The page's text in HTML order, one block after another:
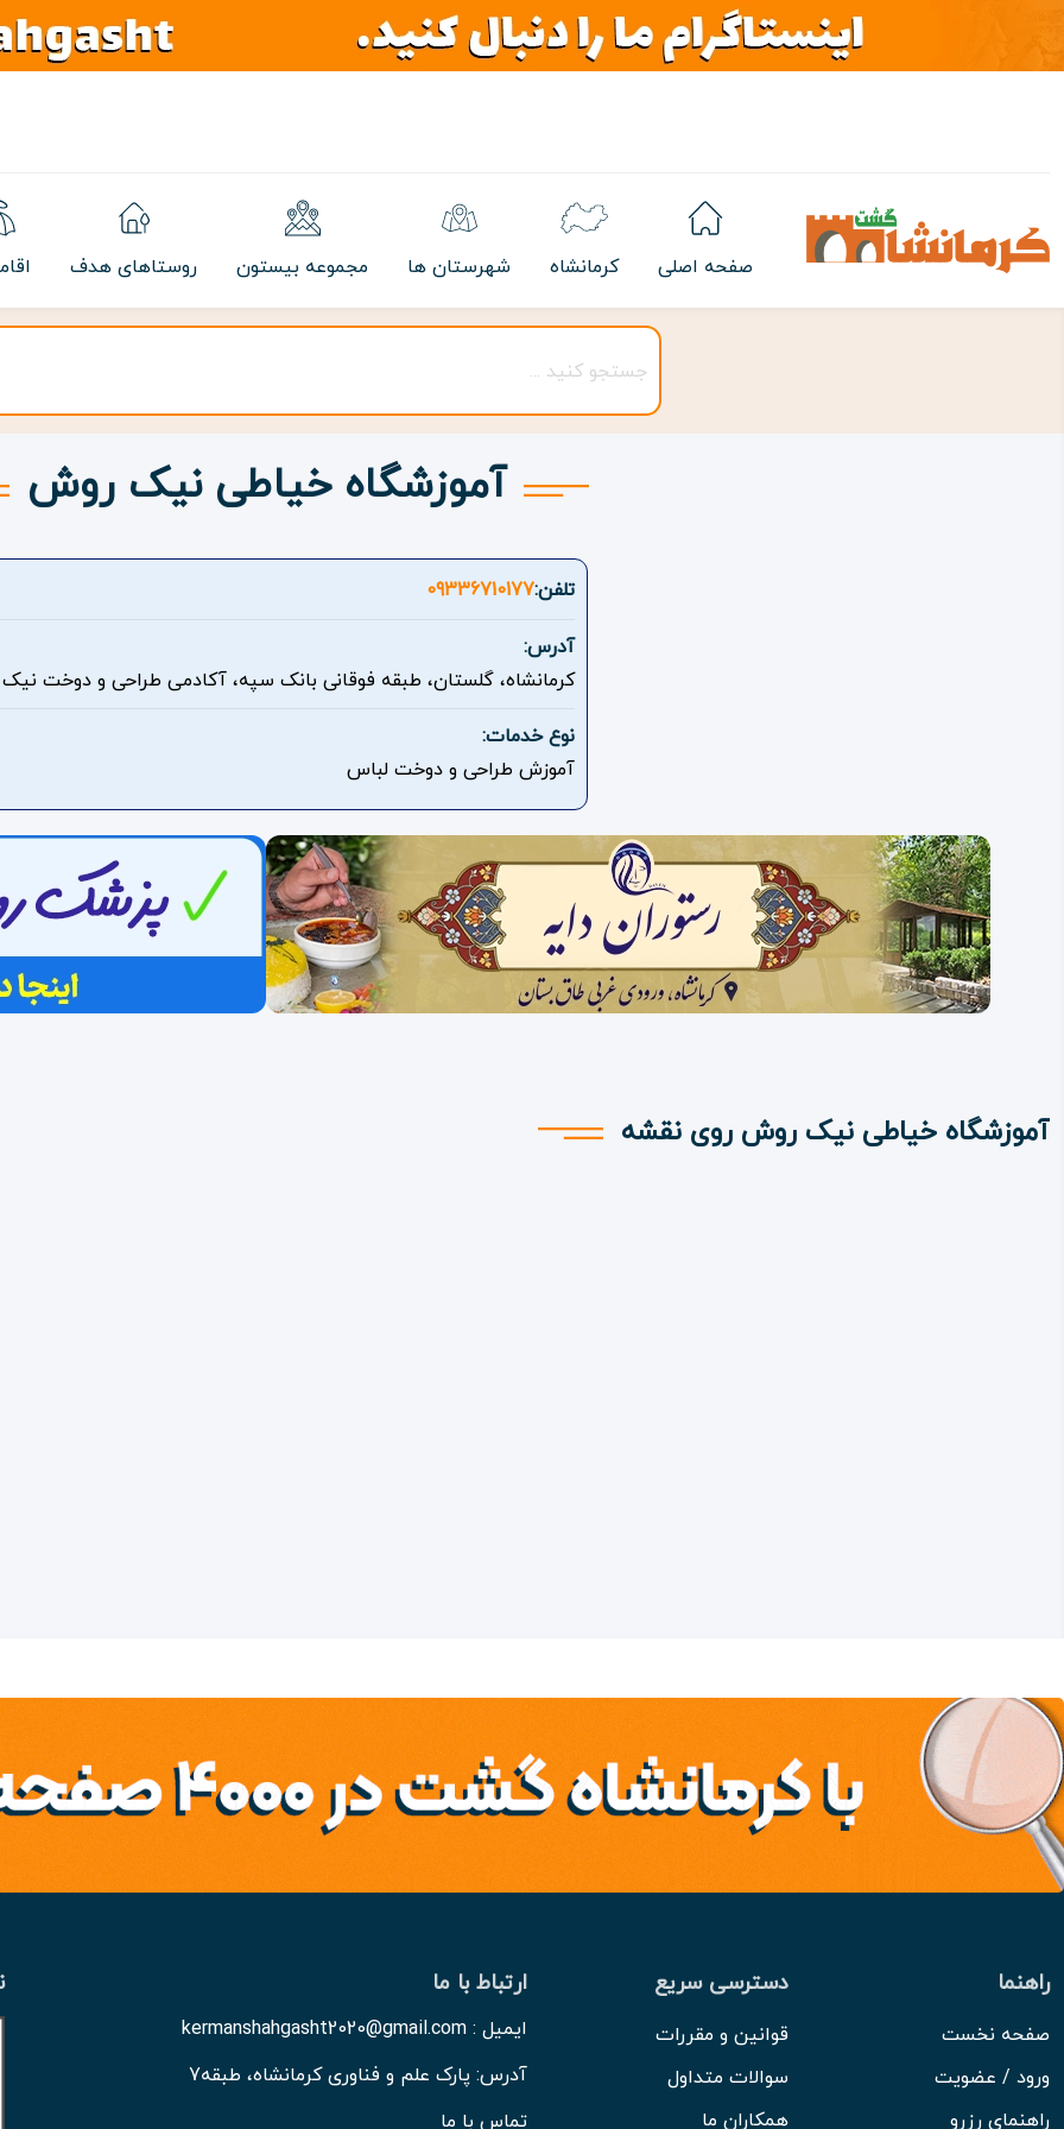
صفحه اصلی کرمانشاه شهرستان ها مجموعه بیستون روستاهای هدف
آموزشگاه خیاطی نیک روش
تلفن:09336710177
آدرس:
کرمانشاه، گلستان، طبقه فوقانی بانک سپه، آکادمی طراحی و دوخت
نوع خدمات:
آموزش طراحی و دوخت لباس
آموزشگاه خیاطی نیک روش روی نقشه
راهنما
صفحه نخست
ورود / عضویت
راهنمای رزرو
دسترسی سریع
قوانین و مقررات
سوالات متداول
همکاران ما
ارتباط با ما
ایمیل : kermanshahgasht2020@gmail.com
آدرس: پارک علم و فناوری کرمانشاه، طبقه7
تماس با ما